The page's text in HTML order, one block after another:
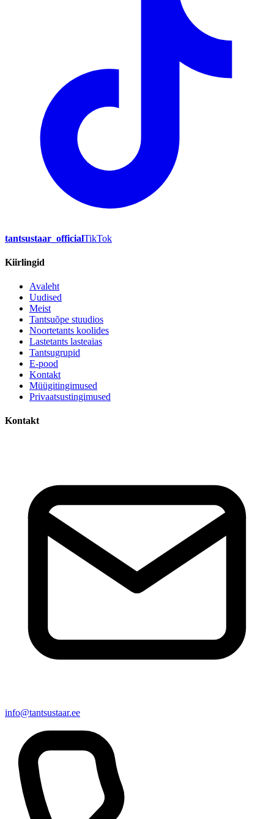
tantsustaar_officialTikTok
Kiirlingid
Avaleht
Uudised
Meist
Tantsuõpe stuudios
Noortetants koolides
Lastetants lasteaias
Tantsugrupid
E-pood
Kontakt
Müügitingimused
Privaatsustingimused
Kontakt
info@tantsustaar.ee